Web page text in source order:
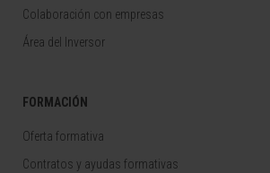
Colaboración con empresas
Área del Inversor
FORMACIÓN
Oferta formativa
Contratos y ayudas formativas